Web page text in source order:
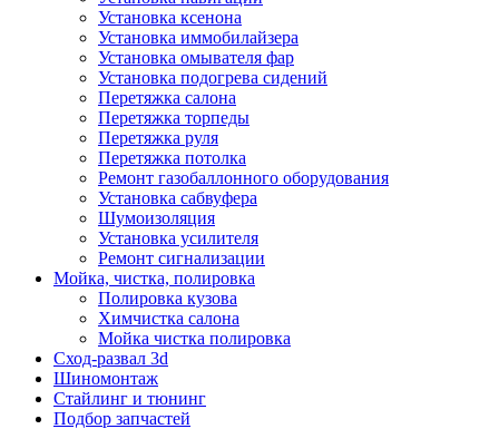
Установка ксенона
Установка иммобилайзера
Установка омывателя фар
Установка подогрева сидений
Перетяжка салона
Перетяжка торпеды
Перетяжка руля
Перетяжка потолка
Ремонт газобаллонного оборудования
Установка сабвуфера
Шумоизоляция
Установка усилителя
Ремонт сигнализации
Мойка, чистка, полировка
Полировка кузова
Химчистка салона
Мойка чистка полировка
Сход-развал 3d
Шиномонтаж
Стайлинг и тюнинг
Подбор запчастей